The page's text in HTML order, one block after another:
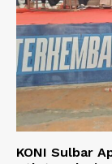
KONI Sulbar